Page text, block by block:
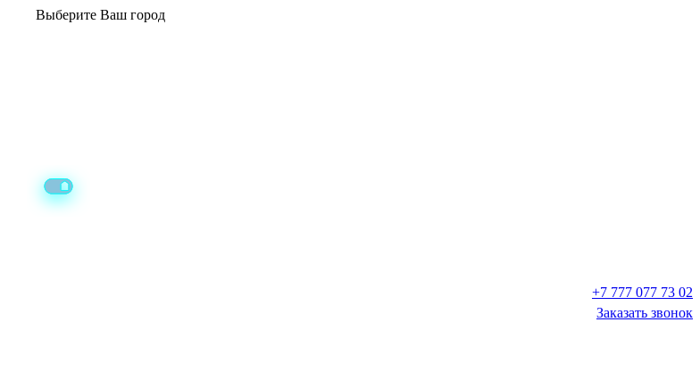
Выберите Ваш город
+7 777 077 73 02
Заказать звонок